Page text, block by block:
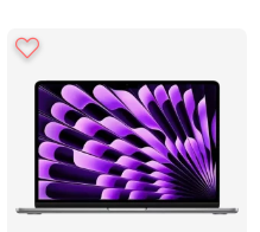
تماس بگیرید